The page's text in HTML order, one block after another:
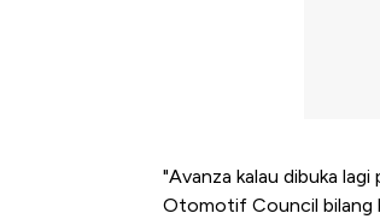
"Avanza kalau dibuka
Otomotif Council bilang